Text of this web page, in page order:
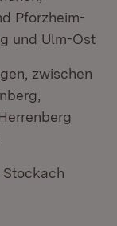
Pforzheim-
und Ulm-Ost
zwischen